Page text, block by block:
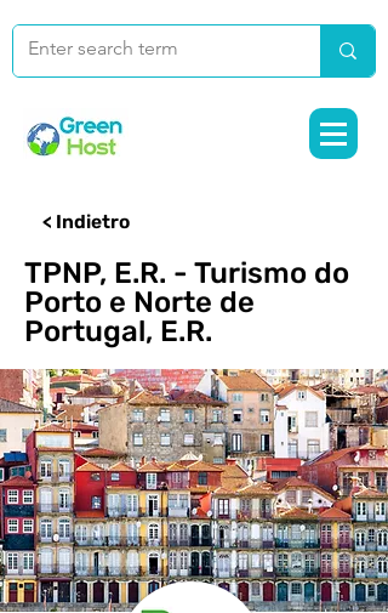
< Indietro
TPNP, E.R. - Turismo do
Porto e Norte de
Portugal, E.R.